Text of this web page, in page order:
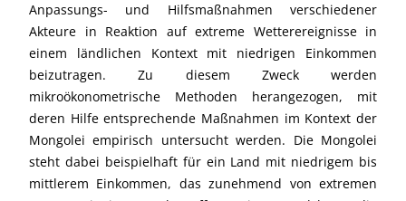
Anpassungs- und Hilfsmaßnahmen verschiedener
Akteure in Reaktion auf extreme Wetterereignisse in
einem ländlichen Kontext mit niedrigen Einkommen
beizutragen. Zu diesem Zweck werden
mikroökonometrische Methoden herangezogen, mit
deren Hilfe entsprechende Maßnahmen im Kontext der
Mongolei empirisch untersucht werden. Die Mongolei
steht dabei beispielhaft für ein Land mit niedrigem bis
mittlerem Einkommen, das zunehmend von extremen